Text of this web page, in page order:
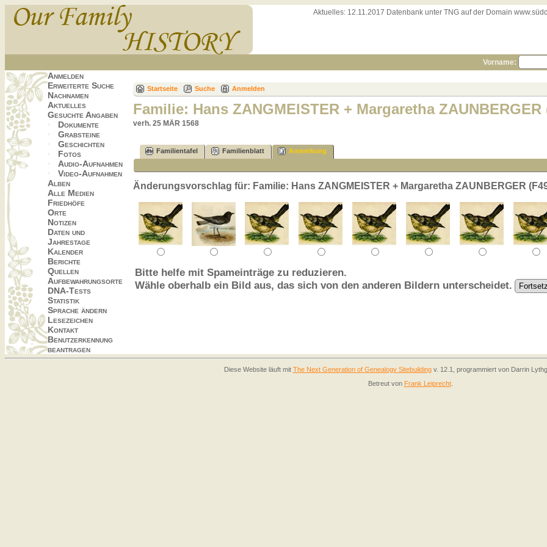
Aktuelles: 12.11.2017 Datenbank unter TNG auf der Domain
Vorname:
Anmelden
Erweiterte Suche
Nachnamen
Aktuelles
Gesuchte Angaben
Dokumente
Grabsteine
Geschichten
Fotos
Audio-Aufnahmen
Video-Aufnahmen
Alben
Alle Medien
Friedhöfe
Orte
Notizen
Daten und
Jahrestage
Kalender
Berichte
Quellen
Aufbewahrungsorte
DNA-Tests
Statistik
Sprache ändern
Lesezeichen
Kontakt
Benutzerkennung
beantragen
Startseite Suche Anmelden
Familie: Hans ZANGMEISTER + Margaretha ZAUNBERGER
verh. 25 MÄR 1568
Familientafel Familienblatt Anmerkung
Änderungsvorschlag für: Familie: Hans ZANGMEISTER + Margaretha ZAUNBERGER
Bitte helfe mit Spameinträge zu reduzieren.
Wähle oberhalb ein Bild aus, das sich von den anderen Bildern unterscheidet.
Diese Website läuft mit The Next Generation of Genealogy Sitebuildingv. 12.1, programmiert von Darrin
Betreut von Frank Leiprecht.